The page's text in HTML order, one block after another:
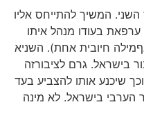
המשיך להתייחס אליו
בעודו מנהל איתו
חיובית אחת). השניא
בישראל. גרם לציבורזה
שיכנע אותו להצביע בעד
הערבי בישראל. לא מינה